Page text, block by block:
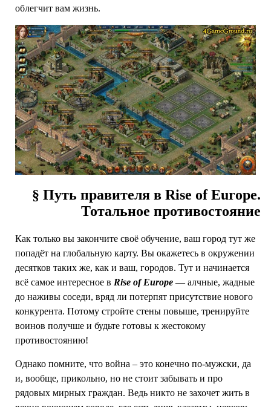
облегчит вам жизнь.
§ Путь правителя в Rise of Europe.
Тотальное противостояние
Как только вы закончите своё обучение, ваш город тут же
попадёт на глобальную карту. Вы окажетесь в окружении
десятков таких же, как и ваш, городов. Тут и начинается
всё самое интересное в Rise of Europe— алчные, жадные
до наживы соседи, вряд ли потерпят присутствие нового
конкурента. Потому стройте стены повыше, тренируйте
воинов получше и будьте готовы к жестокому
противостоянию!
Однако помните, что война – это конечно по-мужски, да
и, вообще, прикольно, но не стоит забывать и про
рядовых мирных граждан. Ведь никто не захочет жить в